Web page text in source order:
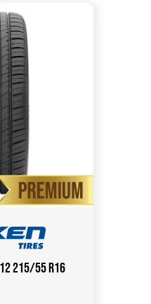
215/55 R16